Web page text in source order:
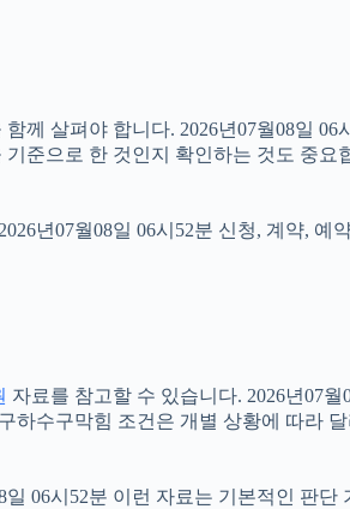
살펴야 합니다. 2026년07월08일 06
준으로 한 것인지 확인하는 것도 중요
년07월08일 06시52분 신청, 계약, 예
자료를 참고할 수 있습니다. 2026년07
하수구막힘 조건은 개별 상황에 따라
06시52분 이런 자료는 기본적인 판